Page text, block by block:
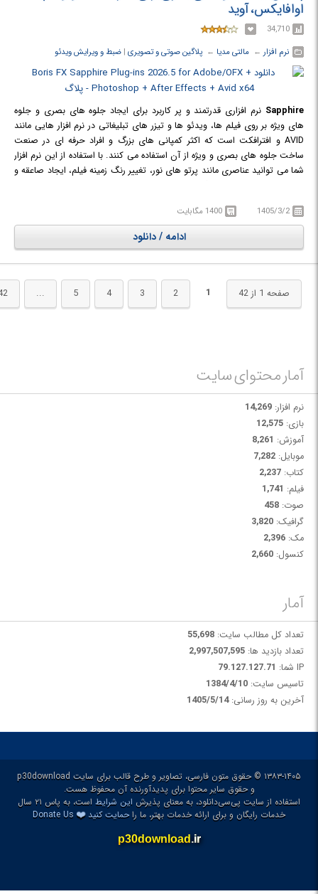
او‎اف‎ایکس، آوید
34,710
نرم افزار ← ‏ مالتی مدیا ← ‏ پلاگین صوتی و تصویری ‏| ضبط و ویرایش ویدئو
Sapphire نرم افزاری قدرتمند و پر کاربرد برای ایجاد جلوه های بصری و جلوه
های ویژه بر روی فیلم ها، ویدئو ها و تیزر های تبلیغاتی در نرم افزار هایی مانند
AVID و افترافکت است که اکثر کمپانی های بزرگ و افراد حرفه ای در صنعت
ساخت جلوه های بصری و ویژه از آن استفاده می کنند. با استفاده از این نرم افزار
شما می توانید عناصری مانند پرتو های نور، تغییر رنگ زمینه فیلم، ایجاد صاعقه و
1405/3/2 1400 مگابایت
ادامه / دانلود
صفحه 1 از 42 1
2
3
4
5
...
آمار محتوای سایت
نرم افزار: 14,269
بازی: 12,575
آموزش: 8,261
موبایل: 7,282
کتاب: 2,237
فیلم: 1,741
صوت: 458
گرافیک: 3,820
مک: 2,396
کنسول: 2,660
آمار
تعداد کل مطالب سایت: 55,698
تعداد بازدید ها: 2,997,507,595
IP شما:
79.127.127.71
تاسیس سایت: 1384/4/10
آخرین به روز رسانی:1405/5/14
۱۳۸۳-۱۴۰۵ © حقوق متون فارسی، تصاویر و طرح قالب برای سایت p30download
و حقوق سایر محتوا برای پدیدآورنده آن محفوظ هست.
استفاده از سایت پی‌سی‌دانلود، به معنای پذیرش این شرایط
است، به پاس ۲۱ سال
خدمات رایگان و برای ارائه خدمات بهتر، ما راحمایت کنید❤️
p30download